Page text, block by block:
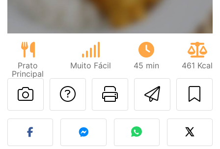
Prato
Principal
Muito Fácil 45 min 461 Kcal
Imprima
Falar com o autor
Fez esta receita?